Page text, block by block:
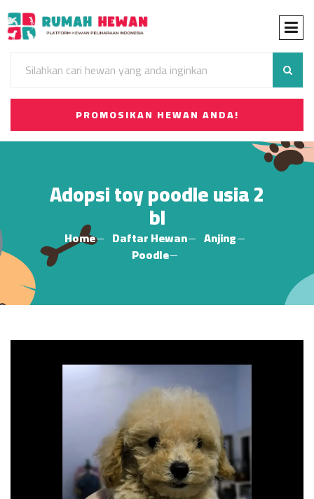
PROMOSIKAN HEWAN ANDA!
Adopsi toy poodle usia 2
bl
Home Daftar Hewan
Anjing
Poodle